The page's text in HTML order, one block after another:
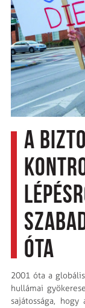
A
óta
2001 óta a
hullámai
sajátossága,